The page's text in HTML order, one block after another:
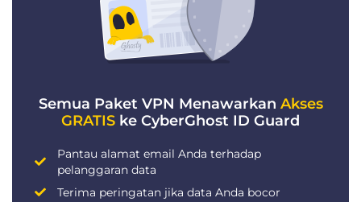
Semua Paket VPN Menawarkan Akses
GRATIS ke CyberGhost ID Guard
Pantau alamat email Anda terhadap
pelanggaran data
Terima peringatan jika data Anda bocor